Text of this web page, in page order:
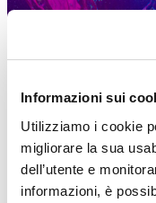
Informazioni sui
Utilizziamo i cookie
migliorare la sua
dell’utente e
informazioni, è